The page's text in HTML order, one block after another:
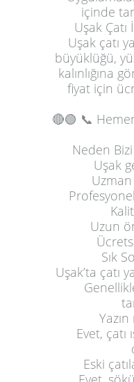
içinde
Uşak Çatı
Uşak çatı
büyüklüğü,
kalınlığına
fiyat için
🔴🟢 📞
Neden
Uşak
Uzun
Sık
Uşak’ta çatı
Yazın
Evet, çatı
Eski